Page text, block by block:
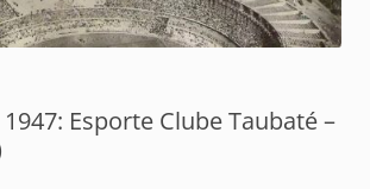
Esporte Clube Taubaté –